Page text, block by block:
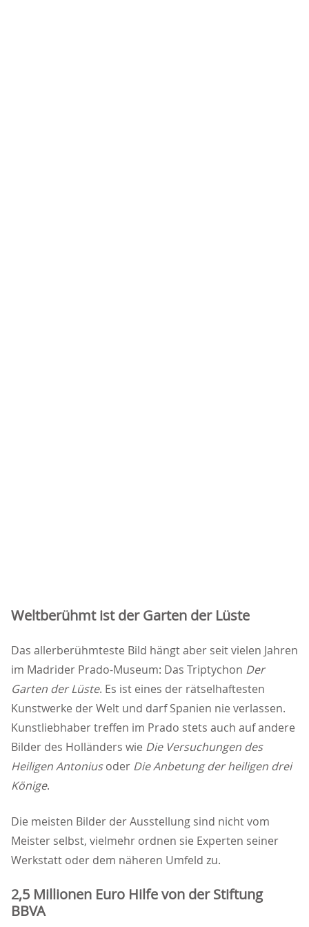
Weltberühmt ist der Garten der Lüste
Das allerberühmteste Bild hängt aber seit vielen Jahren
im Madrider Prado-Museum: Das Triptychon Der
Garten der Lüste. Es ist eines der rätselhaftesten
Kunstwerke der Welt und darf Spanien nie verlassen.
Kunstliebhaber treffen im Prado stets auch auf andere
Bilder des Holländers wie Die Versuchungen des
Heiligen Antoniusoder Die Anbetung der heiligen drei
Könige.
Die meisten Bilder der Ausstellung sind nicht vom
Meister selbst, vielmehr ordnen sie Experten seiner
Werkstatt oder dem näheren Umfeld zu.
2,5 Millionen Euro Hilfe von der Stiftung
BBVA